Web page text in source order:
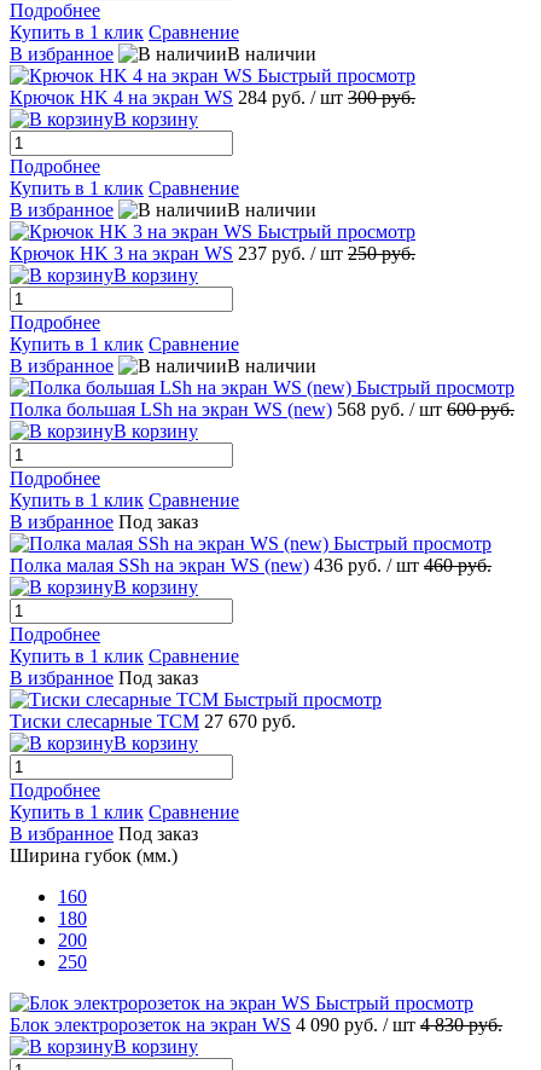
Подробнее
Купить в 1 клик Сравнение
В избранное
В наличии
Быстрый просмотр
Крючок HK 4 на экран WS 284 руб. / шт 300 руб.
В корзину
Подробнее
Купить в 1 клик Сравнение
В избранное
В наличии
Быстрый просмотр
Крючок HK 3 на экран WS 237 руб. / шт 250 руб.
В корзину
Подробнее
Купить в 1 клик Сравнение
В избранное
В наличии
Быстрый просмотр
Полка большая LSh на экран WS (new) 568 руб. / шт 600 руб.
В корзину
Подробнее
Купить в 1 клик Сравнение
В избранное Под заказ
Быстрый просмотр
Полка малая SSh на экран WS (new) 436 руб. / шт 460 руб.
В корзину
Подробнее
Купить в 1 клик Сравнение
В избранное Под заказ
Быстрый просмотр
Тиски слесарные ТСМ 27 670 руб.
В корзину
Подробнее
Купить в 1 клик Сравнение
В избранное Под заказ
Ширина губок (мм.)
160
180
200
250
Быстрый просмотр
Блок электророзеток на экран WS 4 090 руб. / шт 4 830 руб.
В корзину